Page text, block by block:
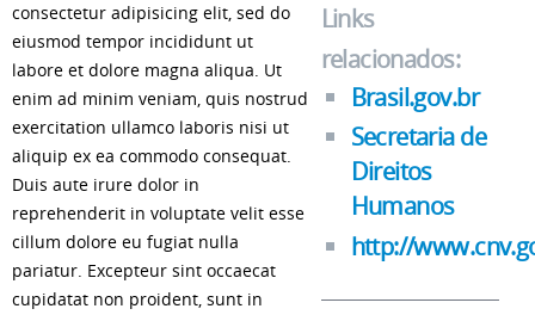
Links
relacionados:
Brasil.gov.br
Secretaria de
Direitos
Humanos
http://
consectetur adipisicing elit, sed do
eiusmod tempor incididunt ut
labore et dolore magna aliqua. Ut
enim ad minim veniam, quis nostrud
exercitation ullamco laboris nisi ut
aliquip ex ea commodo consequat.
Duis aute irure dolor in
reprehenderit in voluptate velit esse
cillum dolore eu fugiat nulla
pariatur. Excepteur sint occaecat
cupidatat non proident, sunt in